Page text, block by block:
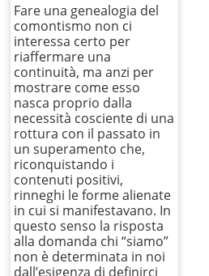
Fare una genealogia del
comontismo non ci
interessa certo per
riaffermare una
continuità, ma anzi per
mostrare come esso
nasca proprio dalla
necessità cosciente di una
rottura con il passato in
un superamento che,
riconquistando i
contenuti positivi,
rinneghi le forme alienate
in cui si manifestavano. In
questo senso la risposta
alla domanda chi “siamo”
non è determinata in noi
dall’esigenza di definirci